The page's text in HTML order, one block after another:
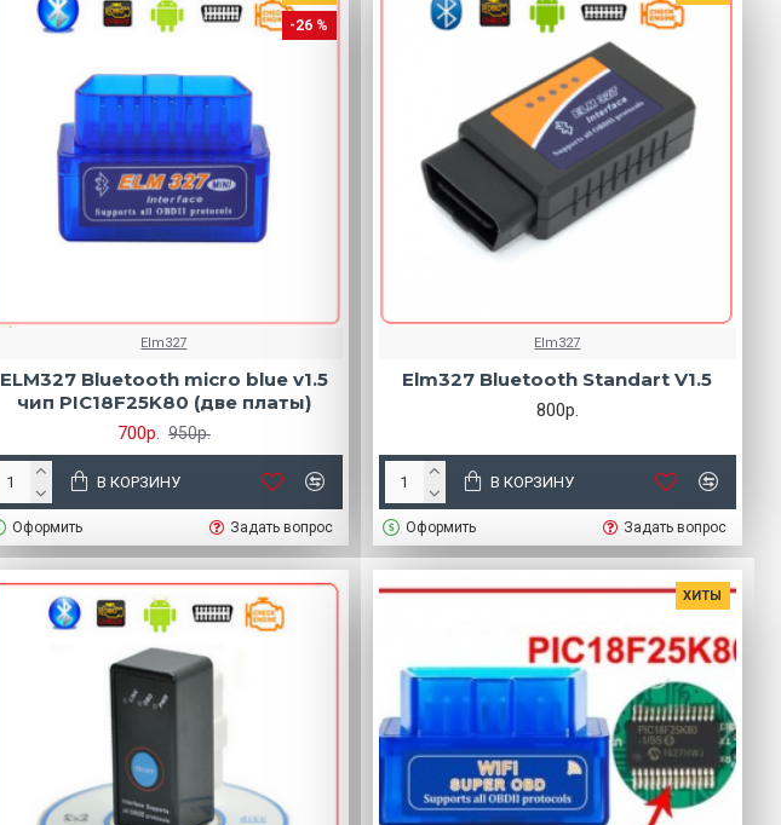
-26 %
Elm327
ELM327 Bluetooth micro blue v1.5
чип PIC18F25K80 (две платы)
700р. 950р.
В КОРЗИНУ
Оформить Задать вопрос
Elm327
Elm327 Bluetooth Standart V1.5
800р.
В КОРЗИНУ
Оформить Задать вопрос
ХИТЫ